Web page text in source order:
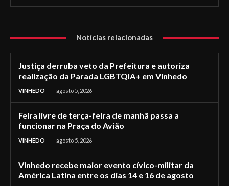
Notícias relacionadas
Justiça derruba veto da Prefeitura e autoriza
realização da Parada LGBTQIA+ em Vinhedo
VINHEDO agosto 5, 2026
Feira livre de terça-feira de manhã passa a
funcionar na Praça do Avião
VINHEDO agosto 5, 2026
Vinhedo recebe maior evento cívico-militar da
América Latina entre os dias 14 e 16 de agosto